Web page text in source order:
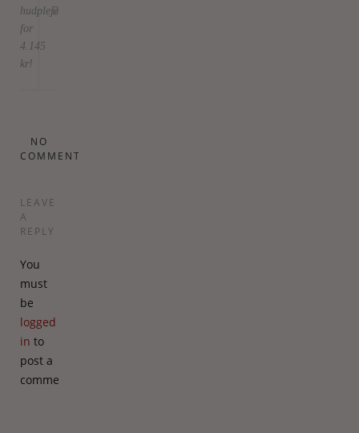
hudpleje
for
4.145
kr!
NO
COMMENTS
LEAVE
A
REPLY
You
must
be
logged
in to
post a
comment.